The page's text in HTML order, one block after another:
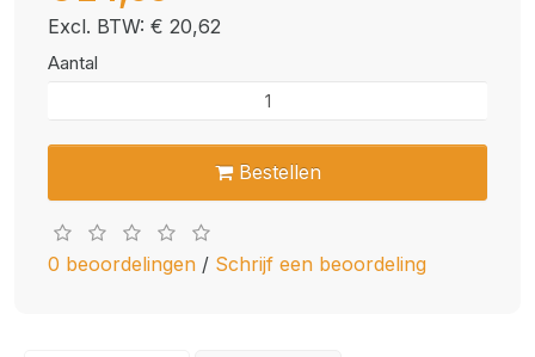
Excl. BTW: € 20,62
Aantal
Bestellen
0 beoordelingen / Schrijf een beoordeling